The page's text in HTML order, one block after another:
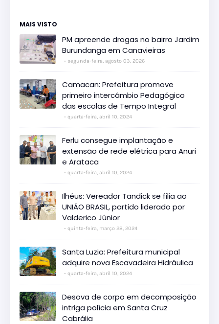
MAIS VISTO
PM apreende drogas no bairro Jardim
Burundanga em Canavieiras
segunda-feira, agosto 03, 2026
Camacan: Prefeitura promove
primeiro intercâmbio Pedagógico
das escolas de Tempo Integral
quarta-feira, abril 10, 2024
Ferlu consegue implantação e
extensão de rede elétrica para Anuri
e Arataca
quarta-feira, abril 10, 2024
Ilhéus: Vereador Tandick se filia ao
UNIÃO BRASIL, partido liderado por
Valderico Júnior
quinta-feira, março 28, 2024
Santa Luzia: Prefeitura municipal
adquire nova Escavadeira Hidráulica
quarta-feira, abril 10, 2024
Desova de corpo em decomposição
intriga polícia em Santa Cruz
Cabrália